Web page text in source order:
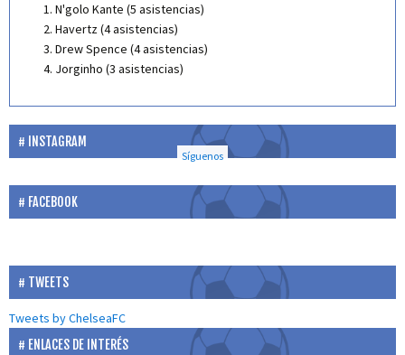
N'golo Kante (5 asistencias)
Havertz (4 asistencias)
Drew Spence (4 asistencias)
Jorginho (3 asistencias)
INSTAGRAM
Síguenos
FACEBOOK
TWEETS
Tweets by ChelseaFC
ENLACES DE INTERÉS